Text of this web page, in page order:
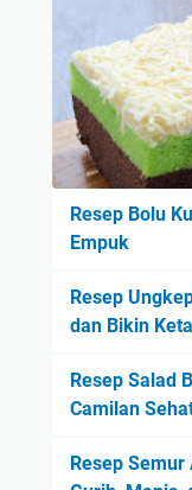
Resep Bolu
Empuk
Resep
dan Bikin
Resep Salad
Camilan
Resep